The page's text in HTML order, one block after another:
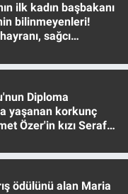
ilk kadın başbakanı
bilinmeyenleri!
sağcı
Diploma
yaşanan korkunç
Özer'in kızı Seraf
ödülünü alan Maria